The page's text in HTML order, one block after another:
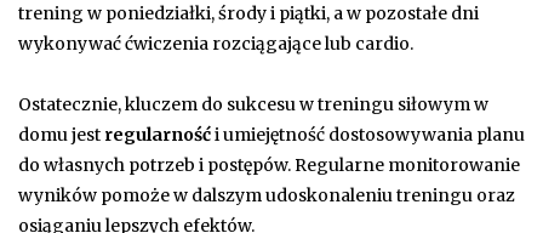
trening w poniedziałki, środy i piątki, a w pozostałe dni
wykonywać ćwiczenia rozciągające lub cardio.
Ostatecznie, kluczem do sukcesu w treningu siłowym w
domu jest regularnośći umiejętność dostosowywania planu
do własnych potrzeb i postępów. Regularne monitorowanie
wyników pomoże w dalszym udoskonaleniu treningu oraz
osiąganiu lepszych efektów.